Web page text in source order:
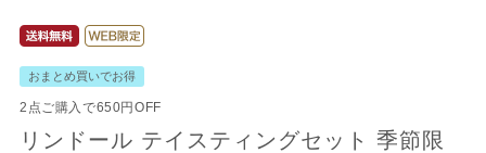
おまとめ買いでお得
2点ご購入で650円OFF
リンドール テイスティングセット 季節限